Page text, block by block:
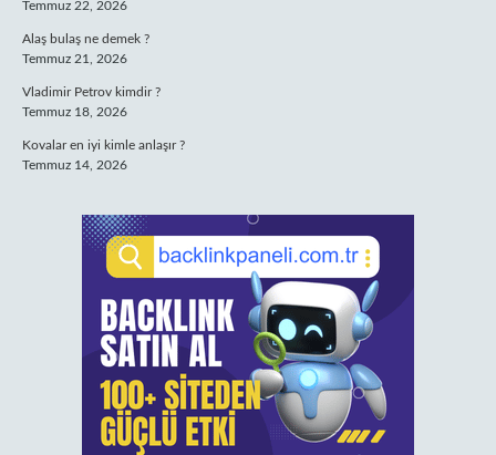
Temmuz 22, 2026
Alaş bulaş ne demek ?
Temmuz 21, 2026
Vladimir Petrov kimdir ?
Temmuz 18, 2026
Kovalar en iyi kimle anlaşır ?
Temmuz 14, 2026